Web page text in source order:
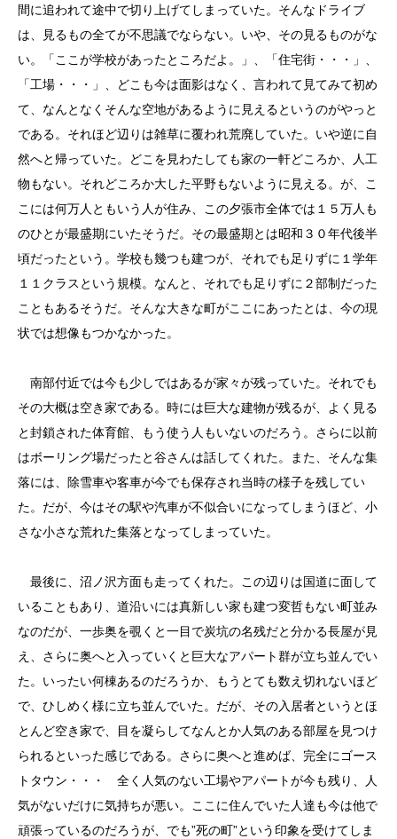
間に追われて途中で切り上げてしまっていた。そんなドライブ
は、見るもの全てが不思議でならない。いや、その見るものがな
い。「ここが学校があったところだよ。」、「住宅街・・・」、
「工場・・・」、どこも今は面影はなく、言われて見てみて初め
て、なんとなくそんな空地があるように見えるというのがやっと
である。それほど辺りは雑草に覆われ荒廃していた。いや逆に自
然へと帰っていた。どこを見わたしても家の一軒どころか、人工
物もない。それどころか大した平野もないように見える。が、こ
こには何万人ともいう人が住み、この夕張市全体では１５万人も
のひとが最盛期にいたそうだ。その最盛期とは昭和３０年代後半
頃だったという。学校も幾つも建つが、それでも足りずに１学年
１１クラスという規模。なんと、それでも足りずに２部制だった
こともあるそうだ。そんな大きな町がここにあったとは、今の現
状では想像もつかなかった。
南部付近では今も少しではあるが家々が残っていた。それでも
その大概は空き家である。時には巨大な建物が残るが、よく見る
と封鎖された体育館、もう使う人もいないのだろう。さらに以前
はボーリング場だったと谷さんは話してくれた。また、そんな集
落には、除雪車や客車が今でも保存され当時の様子を残してい
た。だが、今はその駅や汽車が不似合いになってしまうほど、小
さな小さな荒れた集落となってしまっていた。
最後に、沼ノ沢方面も走ってくれた。この辺りは国道に面して
いることもあり、道沿いには真新しい家も建つ変哲もない町並み
なのだが、一歩奥を覗くと一目で炭坑の名残だと分かる長屋が見
え、さらに奥へと入っていくと巨大なアパート群が立ち並んでい
た。いったい何棟あるのだろうか、もうとても数え切れないほど
で、ひしめく様に立ち並んでいた。だが、その入居者というとほ
とんど空き家で、目を凝らしてなんとか人気のある部屋を見つけ
られるといった感じである。さらに奥へと進めば、完全にゴース
トタウン・・・ 全く人気のない工場やアパートが今も残り、人
気がないだけに気持ちが悪い。ここに住んでいた人達も今は他で
頑張っているのだろうが、でも”死の町”という印象を受けてしま